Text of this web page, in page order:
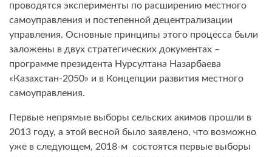
проводятся эксперименты по расширению местного
самоуправления и постепенной децентрализации
управления. Основные принципы этого процесса были
заложены в двух стратегических документах –
программе президента Нурсултана Назарбаева
«Казахстан-2050» и в Концепции развития местного
самоуправления.
Первые непрямые выборы сельских акимов прошли в
2013 году, а этой весной было заявлено, что возможно
уже в следующем, 2018-м состоятся первые выборы